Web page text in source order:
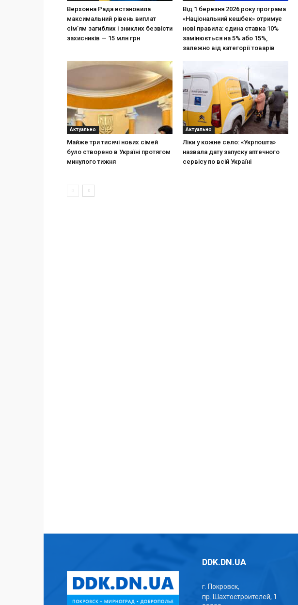
Верховна Рада встановила
максимальний рівень виплат
сім’ям загиблих і зниклих безвісти
захисників — 15 млн грн
Від 1 березня 2026 року програма
«Національний кешбек» отримує
нові правила: єдина ставка 10%
замінюється на 5% або 15%,
залежно від категорії товарів
Актуально
Майже три тисячі нових сімей
було створено в Україні протягом
минулого тижня
Актуально
Ліки у кожне село: «Укрпошта»
назвала дату запуску аптечного
сервісу по всій Україні
DDK.DN.UA
г. Покровск,
пр. Шахтостроителей, 1